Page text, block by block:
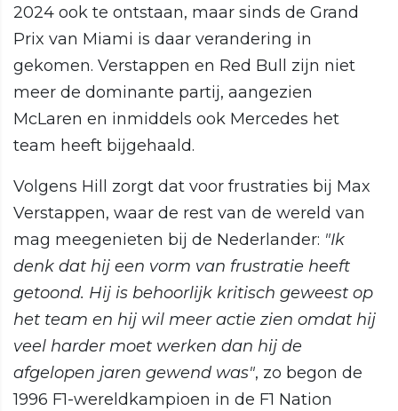
2024 ook te ontstaan, maar sinds de Grand
Prix van Miami is daar verandering in
gekomen. Verstappen en Red Bull zijn niet
meer de dominante partij, aangezien
McLaren en inmiddels ook Mercedes het
team heeft bijgehaald.
Volgens Hill zorgt dat voor frustraties bij Max
Verstappen, waar de rest van de wereld van
mag meegenieten bij de Nederlander: "Ik
denk dat hij een vorm van frustratie heeft
getoond. Hij is behoorlijk kritisch geweest op
het team en hij wil meer actie zien omdat hij
veel harder moet werken dan hij de
afgelopen jaren gewend was", zo begon de
1996 F1-wereldkampioen in de F1 Nation